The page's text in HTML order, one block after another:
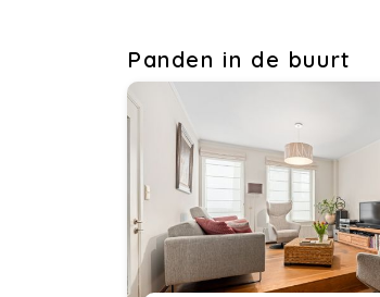
Panden in de buurt